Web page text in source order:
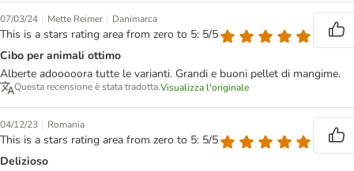
07/03/24 | Mette Reimer | Danimarca
This is a stars rating area from zero to 5: 5/5
Cibo per animali ottimo
Alberte adooooora tutte le varianti. Grandi e buoni pellet di mangime.
Questa recensione è stata tradotta.Visualizza l'originale
04/12/23 | Romania
This is a stars rating area from zero to 5: 5/5
Delizioso